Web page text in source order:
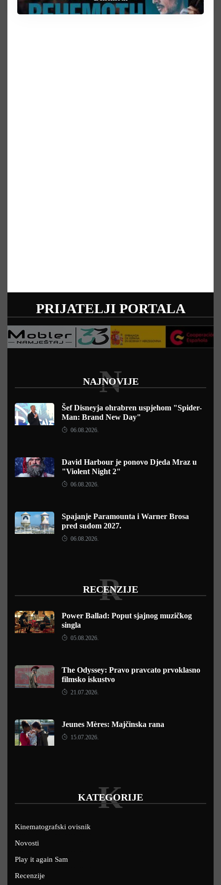
PRIJATELJI PORTALA
NAJNOVIJE
N
Šef Disneyja ohrabren uspjehom "Spider-
Man: Brand New Day"
06.08.2026.
David Harbour je ponovo Djeda Mraz u
"Violent Night 2"
06.08.2026.
Spajanje Paramounta i Warner Brosa
pred sudom 2027.
06.08.2026.
RECENZIJE
R
Power Ballad: Poput sjajnog muzičkog
singla
05.08.2026.
The Odyssey: Pravo pravcato prvoklasno
filmsko iskustvo
21.07.2026.
Jeunes Mères: Majčinska rana
15.07.2026.
KATEGORIJE
K
Kinematografski ovisnik
Novosti
Play it again Sam
Recenzije